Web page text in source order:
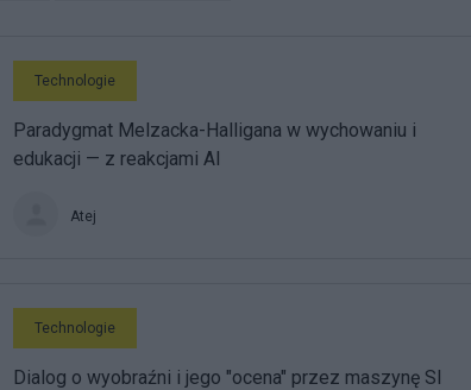
Technologie
Paradygmat Melzacka-Halligana w wychowaniu i
edukacji — z reakcjami AI
Atej
Technologie
Dialog o wyobraźni i jego "ocena" przez maszynę SI